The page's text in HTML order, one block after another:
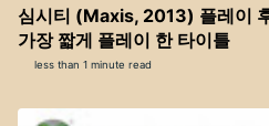
심시티 (Maxis, 2013) 플레이
가장 짧게 플레이 한 타이틀
less than 1 minute read